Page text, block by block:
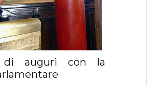
di auguri con la